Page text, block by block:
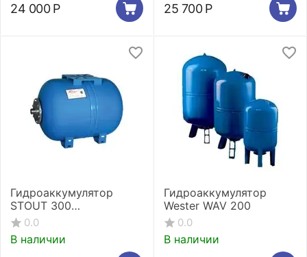
24 000 Р 25 700 Р
Гидроаккумулятор
STOUT 300
горизонтальный
0.0
В наличии
Гидроаккумулятор
Wester WAV 200
0.0
В наличии